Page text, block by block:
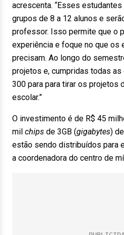
acrescenta. “Esses
grupos de 8 a 12 alunos e
professor. Isso permite que o
experiência e foque no que os
precisam. Ao longo do
projetos e, cumpridas todas as
300 para para tirar os projetos
escolar.”
O investimento é de R$ 45
mil chips de 3GB (gigabytes)
estão sendo distribuídos para
a coordenadora do centro de